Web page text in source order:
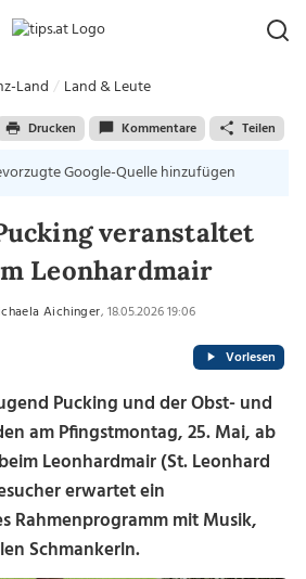
Land Land & Leute
Drucken Kommentare Teilen
Google-Quelle hinzufügen
veranstaltet
Leonhardmair
Aichinger, 18.05.2026 19:06
Vorlesen
Pucking und der Obst- und
am Pfingstmontag, 25. Mai, ab
Leonhardmair (St. Leonhard
erwartet ein
Rahmenprogramm mit Musik,
Schmankerln.